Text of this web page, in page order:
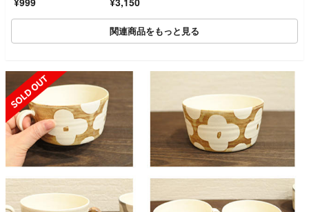
ー ネイビー 長角
皿 プレート 十草
関連商品をもっと見る